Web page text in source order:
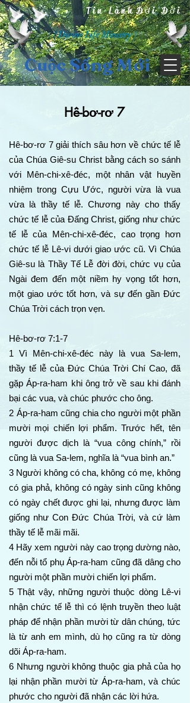
Tin Lành Đời Đời
( Divine Life Ministry )
Cuộc Sống Mới
Hê-bơ-rơ 7
Hê-bơ-rơ 7 giải thích sâu hơn về chức tế lễ
của Chúa Giê-su Christ bằng cách so sánh
với Mên-chi-xê-đéc, một nhân vật huyền
nhiệm trong Cựu Ước, người vừa là vua
vừa là thầy tế lễ. Chương này cho thấy
chức tế lễ của Đấng Christ, giống như chức
tế lễ của Mên-chi-xê-đéc, cao trọng hơn
chức tế lễ Lê-vi dưới giao ước cũ. Vì Chúa
Giê-su là Thầy Tế Lễ đời đời, chức vụ của
Ngài đem đến một niềm hy vọng tốt hơn,
một giao ước tốt hơn, và sự đến gần Đức
Chúa Trời cách trọn vẹn.
Hê-bơ-rơ 7:1-7
1 Vì Mên-chi-xê-đéc này là vua Sa-lem,
thầy tế lễ của Đức Chúa Trời Chí Cao, đã
gặp Áp-ra-ham khi ông trở về sau khi đánh
bại các vua, và chúc phước cho ông.
2 Áp-ra-ham cũng chia cho người một phần
mười mọi chiến lợi phẩm. Trước hết, tên
người được dịch là “vua công chính,” rồi
cũng là vua Sa-lem, nghĩa là “vua bình an.”
3 Người không có cha, không có mẹ, không
có gia phả, không có ngày sinh cũng không
có ngày chết được ghi lại, nhưng được làm
giống như Con Đức Chúa Trời, và cứ làm
thầy tế lễ mãi mãi.
4 Hãy xem người này cao trọng dường nào,
đến nỗi tổ phụ Áp-ra-ham cũng đã dâng cho
người một phần mười chiến lợi phẩm.
5 Thật vậy, những người thuộc dòng Lê-vi
nhận chức tế lễ thì có lệnh truyền theo luật
pháp để nhận phần mười từ dân chúng, tức
là từ anh em mình, dù họ cũng ra từ dòng
dõi Áp-ra-ham.
6 Nhưng người không thuộc gia phả của họ
lại nhận phần mười từ Áp-ra-ham, và chúc
phước cho người đã nhận các lời hứa.